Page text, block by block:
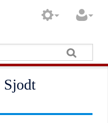
Sjodt